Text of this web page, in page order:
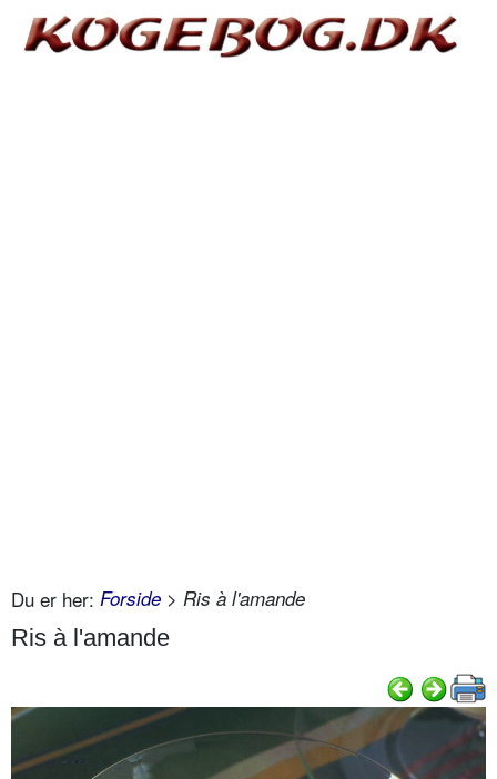
Du er her: Forside > Ris à l'amande
Ris à l'amande